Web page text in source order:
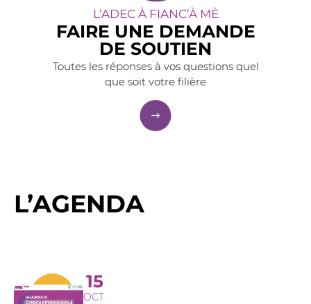
L’ADEC À FIANC’À MÈ
FAIRE UNE DEMANDE
DE SOUTIEN
Toutes les réponses à vos questions quel
que soit votre filière
L’AGENDA
15
OCT.